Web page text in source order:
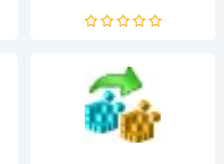
Windows. Dzięki tej aplikacji